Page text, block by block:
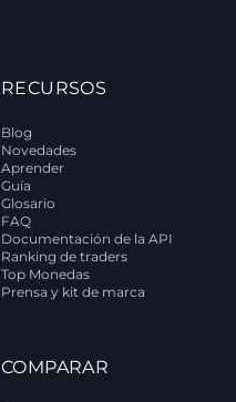
RECURSOS
Blog
Novedades
Aprender
Guía
Glosario
FAQ
Documentación de la API
Ranking de traders
Top Monedas
Prensa y kit de marca
COMPARAR